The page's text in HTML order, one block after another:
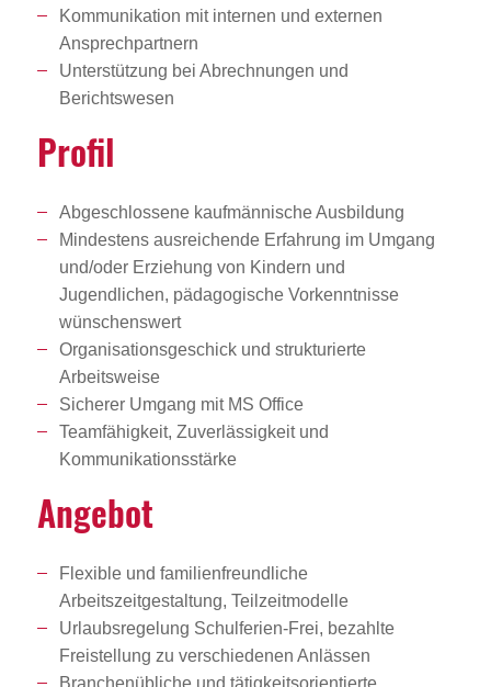
Kommunikation mit internen und externen
Ansprechpartnern
Unterstützung bei Abrechnungen und
Berichtswesen
Profil
Abgeschlossene kaufmännische Ausbildung
Mindestens ausreichende Erfahrung im Umgang
und/oder Erziehung von Kindern und
Jugendlichen, pädagogische Vorkenntnisse
wünschenswert
Organisationsgeschick und strukturierte
Arbeitsweise
Sicherer Umgang mit MS Office
Teamfähigkeit, Zuverlässigkeit und
Kommunikationsstärke
Angebot
Flexible und familienfreundliche
Arbeitszeitgestaltung, Teilzeitmodelle
Urlaubsregelung Schulferien-Frei, bezahlte
Freistellung zu verschiedenen Anlässen
Branchenübliche und tätigkeitsorientierte